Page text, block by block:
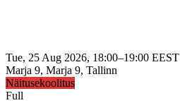
Tue, 25 Aug 2026, 18:00–19:00 EEST
Marja 9, Marja 9, Tallinn
Näitusekoolitus
Full